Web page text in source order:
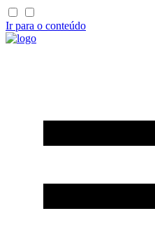
Ir para o conteúdo